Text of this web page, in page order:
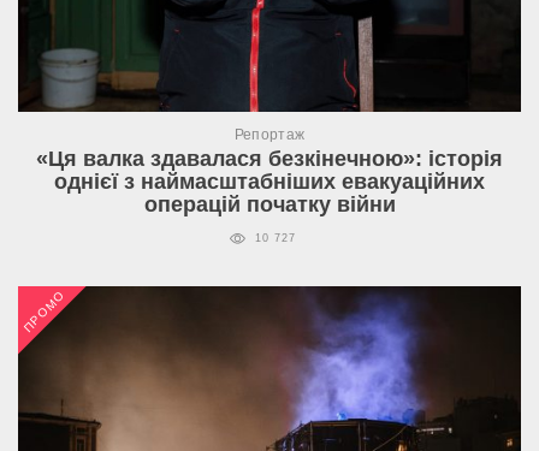
Репортаж
«Ця валка здавалася безкінечною»: історія
однієї з наймасштабніших евакуаційних
операцій початку війни
10 727
ПРОМО